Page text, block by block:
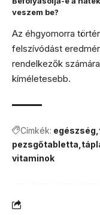
veszem be?
Az éhgyomorra
felszívódást
rendelkezők
kíméletesebb.
Címkék: egészség
pezsgőtabletta
vitaminok